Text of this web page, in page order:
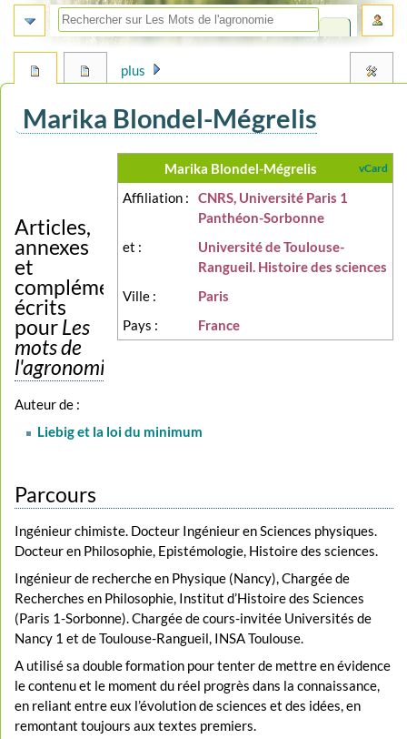
Marika Blondel-Mégrelis
navigation
recherche
vCard
Marika Blondel-Mégrelis
Affiliation :
CNRS, Université Paris 1
Panthéon-Sorbonne
et :
Université de Toulouse-
Rangueil. Histoire des sciences
Ville :
Paris
Pays :
France
Articles,
annexes
et
compléments
écrits
pourLes
mots de
l'agronomie
Auteur de :
Liebig et la loi du minimum
Parcours
Ingénieur chimiste. Docteur Ingénieur en Sciences physiques.
Docteur en Philosophie, Epistémologie, Histoire des sciences.
Ingénieur de recherche en Physique (Nancy), Chargée de
Recherches en Philosophie, Institut d’Histoire des Sciences
(Paris 1-Sorbonne). Chargée de cours-invitée Universités de
Nancy 1 et de Toulouse-Rangueil, INSA Toulouse.
A utilisé sa double formation pour tenter de mettre en évidence
le contenu et le moment du réel progrès dans la connaissance,
en reliant entre eux l’évolution de sciences et des idées, en
remontant toujours aux textes premiers.
plus